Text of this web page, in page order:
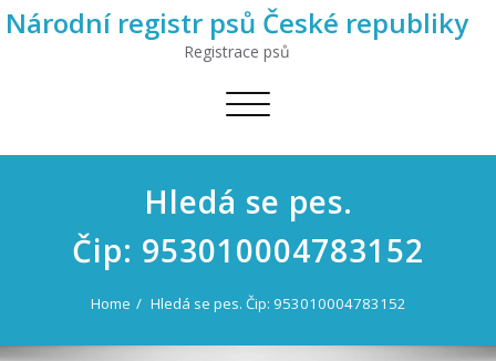
Národní registr psů České republiky
Registrace psů
Toggle
Hledá se pes.
Čip: 953010004783152
Home Hledá se pes. Čip: 953010004783152